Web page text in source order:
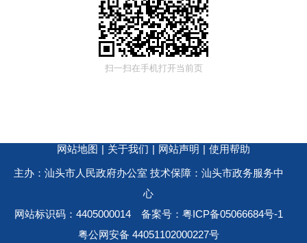
扫一扫在手机打开当前页
网站地图 | 关于我们 | 网站声明 | 使用帮助
主办：汕头市人民政府办公室 技术保障：汕头市政务服务中
心
网站标识码：4405000014
备案号：粤ICP备05066684号-1
粤公网安备 44051102000227号